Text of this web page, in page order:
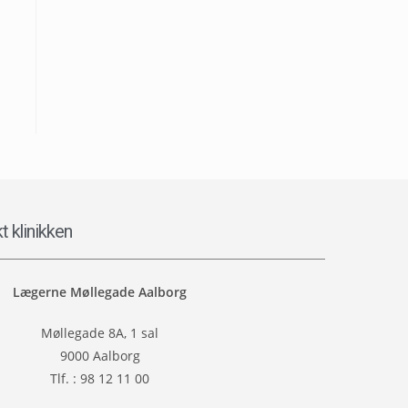
klinikken
Lægerne Møllegade Aalborg
Møllegade 8A, 1 sal
9000 Aalborg
Tlf. : 98 12 11 00